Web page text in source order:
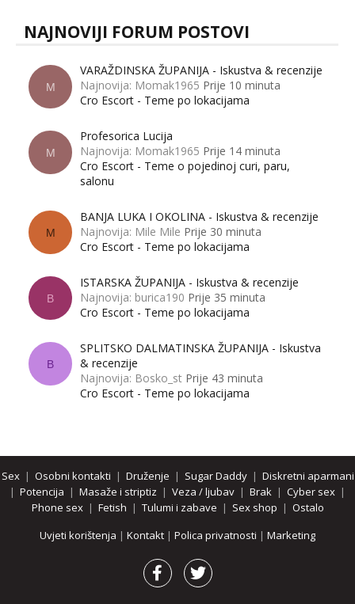
NAJNOVIJI FORUM POSTOVI
M
VARAŽDINSKA ŽUPANIJA - Iskustva & recenzije
Najnovija: Momak1965 Prije 10 minuta
Cro Escort - Teme po lokacijama
M
Profesorica Lucija
Najnovija: Momak1965 Prije 14 minuta
Cro Escort - Teme o pojedinoj curi, paru,
salonu
M
BANJA LUKA I OKOLINA - Iskustva & recenzije
Najnovija: Mile Mile Prije 30 minuta
Cro Escort - Teme po lokacijama
B
ISTARSKA ŽUPANIJA - Iskustva & recenzije
Najnovija: burica190 Prije 35 minuta
Cro Escort - Teme po lokacijama
B
SPLITSKO DALMATINSKA ŽUPANIJA - Iskustva
& recenzije
Najnovija: Bosko_st Prije 43 minuta
Cro Escort - Teme po lokacijama
Sex| Osobni kontakti | Druženje | Sugar Daddy| Diskretni aparmani
| Potencija | Masaže i striptiz | Veza / ljubav | Brak | Cyber sex |
Phone sex| Fetish | Tulumi i zabave | Sex shop | Ostalo
Uvjeti korištenja | Kontakt | Polica privatnosti | Marketing